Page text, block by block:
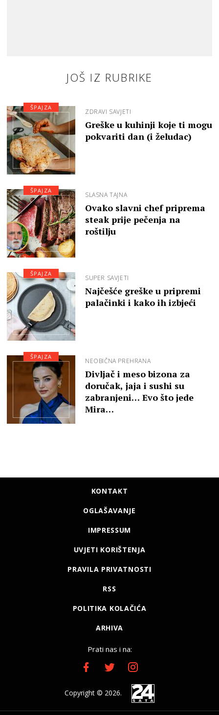
JOŠ IZ RUBRIKE
ZDRAVI SAVJETI
Greške u kuhinji koje ti mogu
pokvariti dan (i želudac)
ŠPAJZA
SLASNA TAJNA
Ovako slavni chef priprema
steak prije pečenja na
roštilju
ŠPAJZA
SUPER SAVJETI
Najčešće greške u pripremi
palačinki i kako ih izbjeći
ŠPAJZA
NEOBIČNA PREHRANA
Divljač i meso bizona za
doručak, jaja i sushi su
zabranjeni… Evo što jede
Mira…
ŠPAJZA
KONTAKT
OGLAŠAVANJE
IMPRESSUM
UVJETI KORIŠTENJA
PRAVILA PRIVATNOSTI
RSS
POLITIKA KOLAČIĆA
ARHIVA
Prati nas i na:
Copyright © 2026.